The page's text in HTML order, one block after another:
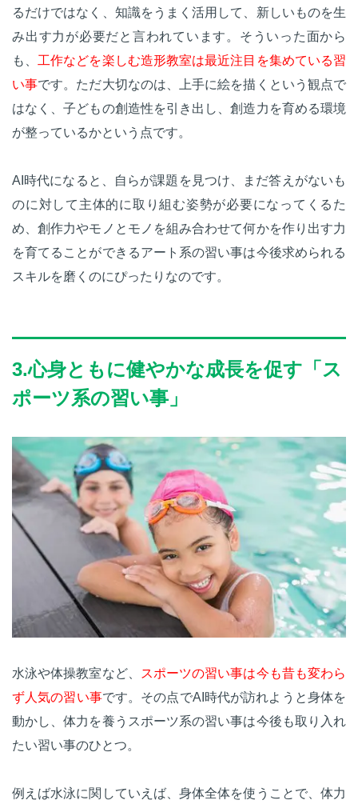
るだけではなく、知識をうまく活用して、新しいものを生
み出す力が必要だと言われています。そういった面から
も、 工作などを楽しむ造形教室は最近注目を集めている習
い事です。ただ大切なのは、上手に絵を描くという観点で
はなく、子どもの創造性を引き出し、創造力を育める環境
が整っているかという点です。
AI時代になると、自らが課題を見つけ、まだ答えがないも
のに対して主体的に取り組む姿勢が必要になってくるた
め、創作力やモノとモノを組み合わせて何かを作り出す力
を育てることができるアート系の習い事は今後求められる
スキルを磨くのにぴったりなのです。
3.心身ともに健やかな成長を促す「ス
ポーツ系の習い事」
水泳や体操教室など、
スポーツの習い事は今も昔も変わら
ず人気の習い事です。その点でAI時代が訪れようと身体を
動かし、体力を養うスポーツ系の習い事は今後も取り入れ
たい習い事のひとつ。
例えば水泳に関していえば、身体全体を使うことで、体力